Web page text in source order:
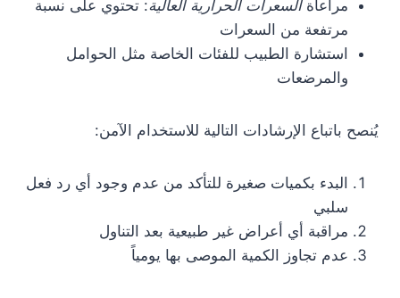
مراعاةالسعرات الحرارية العالية: تحتوي على نسبة
مرتفعة من السعرات
استشارة الطبيب للفئات الخاصة مثل الحوامل
والمرضعات
يُنصح باتباع الإرشادات التالية للاستخدام الآمن:
البدء بكميات صغيرة للتأكد من عدم وجود أي رد فعل
سلبي
مراقبة أي أعراض غير طبيعية بعد التناول
عدم تجاوز الكمية الموصى بها يومياً